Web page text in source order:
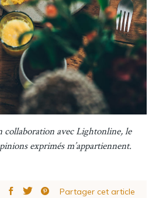
collaboration avec Lightonline, le
exprimés m’appartiennent.
Partager cet article